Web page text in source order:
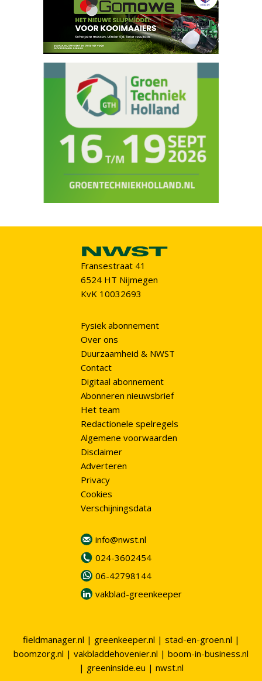
Fransestraat 41
6524 HT Nijmegen
KvK 10032693
Fysiek abonnement
Over ons
Duurzaamheid & NWST
Contact
Digitaal abonnement
Abonneren nieuwsbrief
Het team
Redactionele spelregels
Algemene voorwaarden
Disclaimer
Adverteren
Privacy
Cookies
Verschijningsdata
info@nwst.nl
024-3602454
06-42798144
vakblad-greenkeeper
fieldmanager.nl | greenkeeper.nl | stad-en-groen.nl |
boomzorg.nl | vakbladdehovenier.nl | boom-in-business.nl
| greeninside.eu | nwst.nl